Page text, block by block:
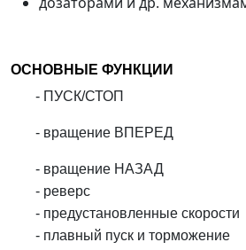
ОСНОВНЫЕ ФУНКЦИИ
- ПУСК/СТОП
- вращение ВПЕРЕД
- вращение НАЗАД
- реверс
- предустановленные скорости
- плавный пуск и торможение